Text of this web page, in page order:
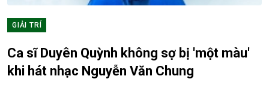
GIẢI TRÍ
Ca sĩ Duyên Quỳnh không sợ bị 'một màu'
khi hát nhạc Nguyễn Văn Chung